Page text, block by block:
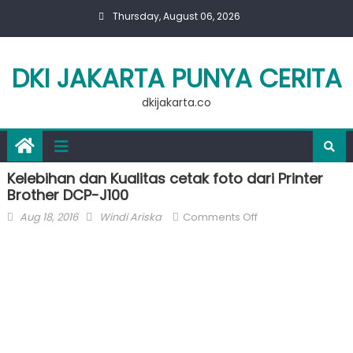
Thursday, August 06, 2026
DKI JAKARTA PUNYA CERITA
dkijakarta.co
Kelebihan dan Kualitas cetak foto dari Printer
Brother DCP-J100
Posted
Aug 18, 2016 Author
Windi Ariska Comments Offon